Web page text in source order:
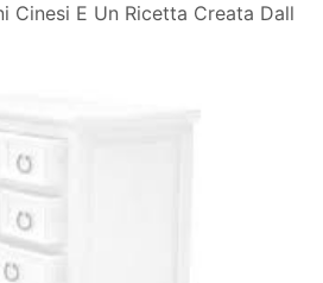
Cinesi E Un Ricetta Creata Dall